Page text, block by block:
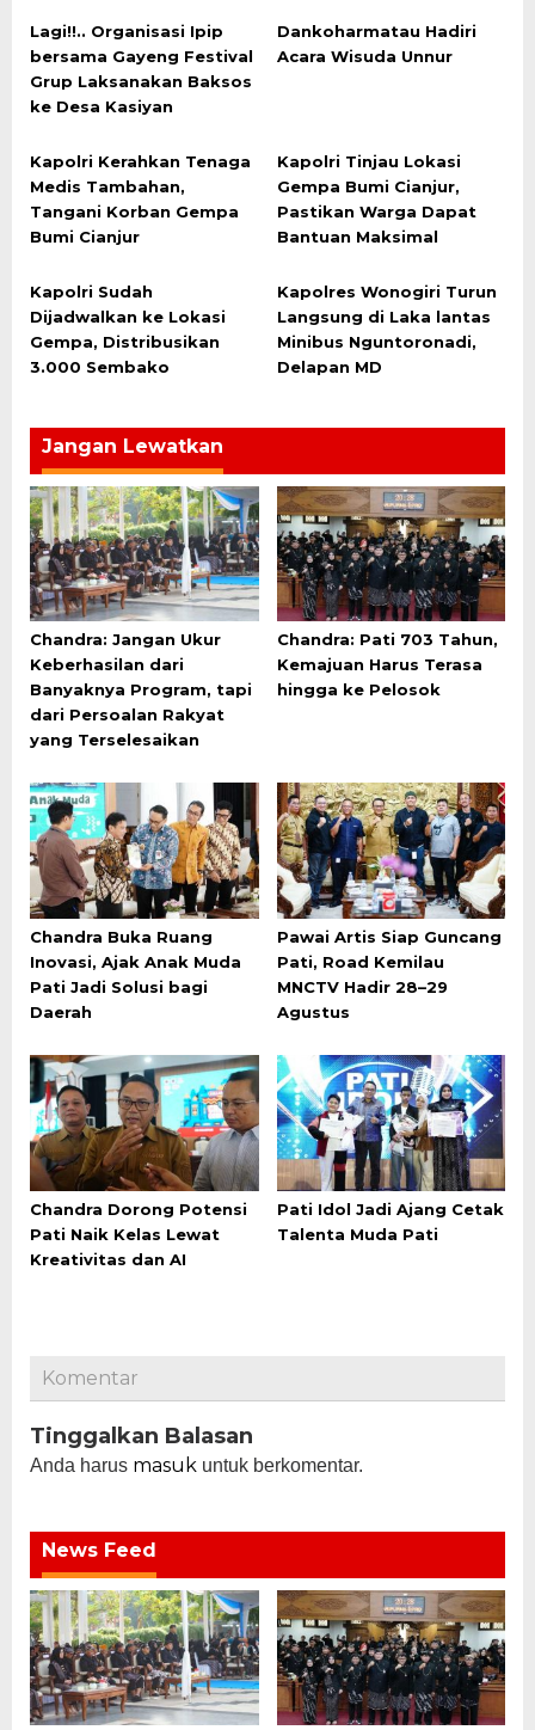
Lagi!!.. Organisasi Ipip
bersama Gayeng Festival
Grup Laksanakan Baksos
ke Desa Kasiyan
Dankoharmatau Hadiri
Acara Wisuda Unnur
Kapolri Kerahkan Tenaga
Medis Tambahan,
Tangani Korban Gempa
Bumi Cianjur
Kapolri Tinjau Lokasi
Gempa Bumi Cianjur,
Pastikan Warga Dapat
Bantuan Maksimal
Kapolri Sudah
Dijadwalkan ke Lokasi
Gempa, Distribusikan
3.000 Sembako
Kapolres Wonogiri Turun
Langsung di Laka lantas
Minibus Nguntoronadi,
Delapan MD
Jangan Lewatkan
Chandra: Jangan Ukur
Keberhasilan dari
Banyaknya Program, tapi
dari Persoalan Rakyat
yang Terselesaikan
Chandra: Pati 703 Tahun,
Kemajuan Harus Terasa
hingga ke Pelosok
Chandra Buka Ruang
Inovasi, Ajak Anak Muda
Pati Jadi Solusi bagi
Daerah
Pawai Artis Siap Guncang
Pati, Road Kemilau
MNCTV Hadir 28–29
Agustus
Chandra Dorong Potensi
Pati Naik Kelas Lewat
Kreativitas dan AI
Pati Idol Jadi Ajang Cetak
Talenta Muda Pati
Komentar
Tinggalkan Balasan
Anda harus masuk untuk berkomentar.
News Feed